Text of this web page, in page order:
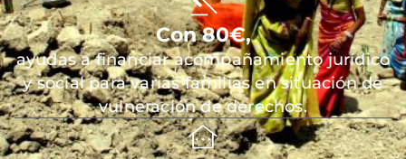
Con 80€,
ayudas a financiar acompañamiento jurídico
y social para varias familias en situación de
vulneración de derechos.